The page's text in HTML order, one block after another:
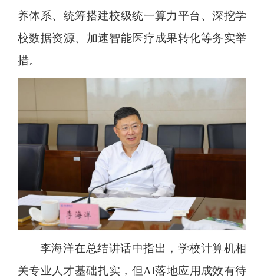
养体系、统筹搭建校级统一算力平台、深挖学
校数据资源、加速智能医疗成果转化等务实举
措。
李海洋在总结讲话中指出，学校计算机相
关专业人才基础扎实，但AI落地应用成效有待